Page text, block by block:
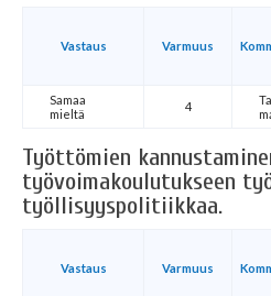
Vastaus Varmuus
Samaa
mieltä
4
Työttömien
työvoimakoulutukseen
työllisyyspolitiikkaa.
Vastaus Varmuus